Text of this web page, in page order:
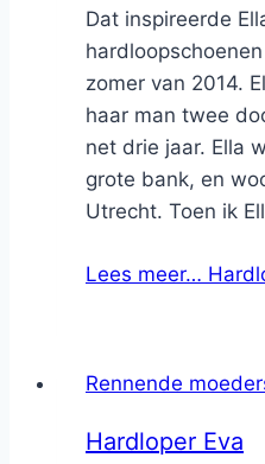
Dat inspireerde
zomer van 2014.
haar man twee
net drie jaar. Ella
grote bank, en
Utrecht. Toen ik
Lees meer…
Rennende
Hardloper Eva